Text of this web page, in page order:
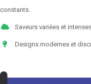
constants.
Saveurs variées et
Designs modernes et